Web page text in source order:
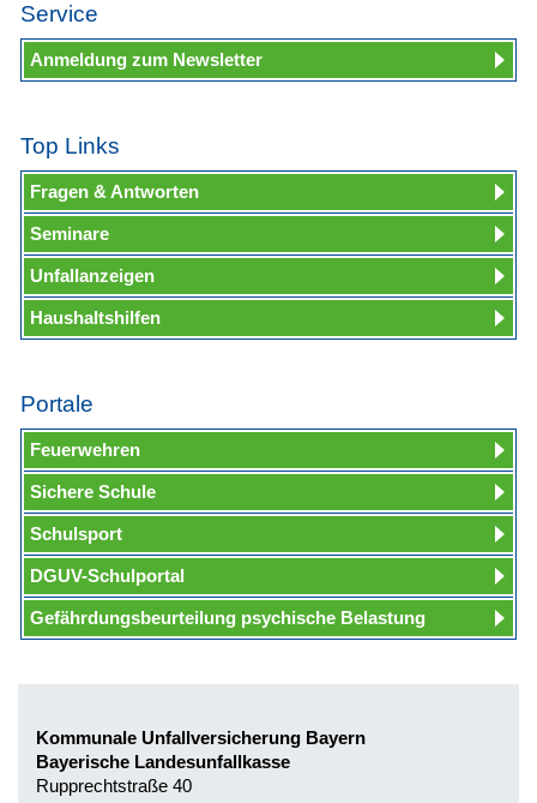
Service
Anmeldung zum Newsletter
Top Links
Fragen & Antworten
Seminare
Unfallanzeigen
Haushaltshilfen
Portale
Feuerwehren
Sichere Schule
Schulsport
DGUV-Schulportal
Gefährdungsbeurteilung psychische Belastung
Kommunale Unfallversicherung Bayern
Bayerische Landesunfallkasse
Rupprechtstraße 40